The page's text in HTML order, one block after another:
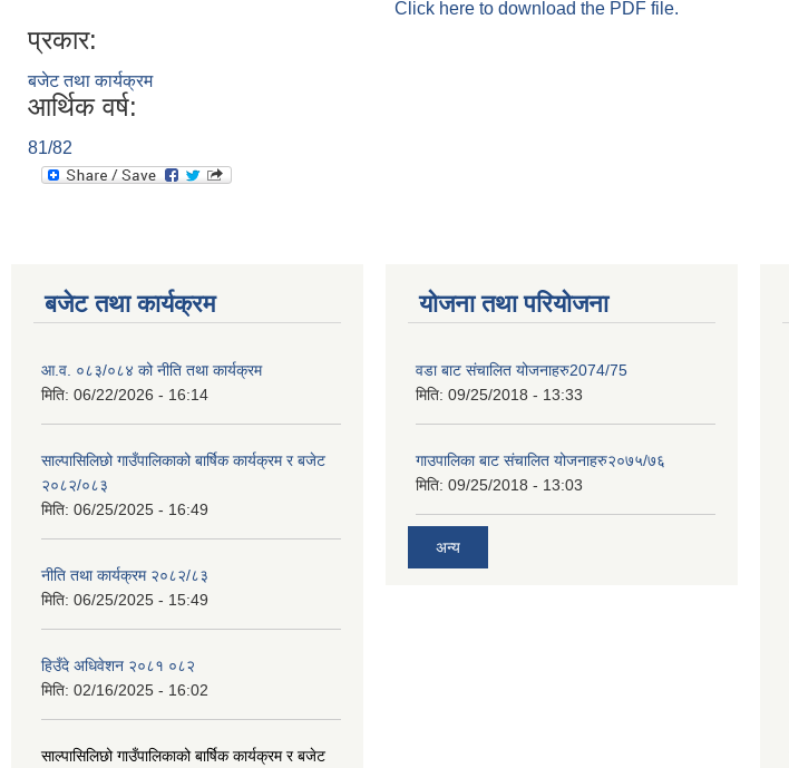
Click here to download the PDF file.
प्रकार:
बजेट तथा कार्यक्रम
आर्थिक वर्ष:
81/82
बजेट तथा कार्यक्रम
आ.व. ०८३/०८४ को नीति तथा कार्यक्रम
मिति: 06/22/2026 - 16:14
साल्पासिलिछो गाउँपालिकाको बार्षिक कार्यक्रम र बजेट
२०८२/०८३
मिति: 06/25/2025 - 16:49
नीति तथा कार्यक्रम २०८२/८३
मिति: 06/25/2025 - 15:49
हिउँदे अधिवेशन २०८१ ०८२
मिति: 02/16/2025 - 16:02
साल्पासिलिछो गाउँपालिकाको बार्षिक कार्यक्रम र बजेट
योजना तथा परियोजना
वडा बाट संचालित योजनाहरु2074/75
मिति: 09/25/2018 - 13:33
गाउपालिका बाट संचालित योजनाहरु२०७५/७६
मिति: 09/25/2018 - 13:03
अन्य